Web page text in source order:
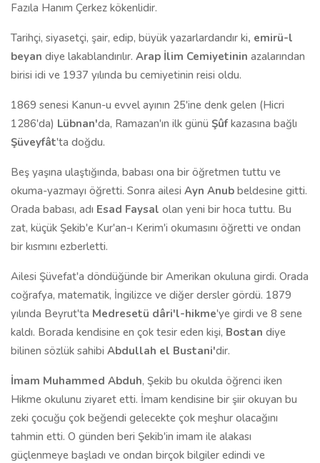
Fazıla Hanım Çerkez kökenlidir.
Tarihçi, siyasetçi, şair, edip, büyük yazarlardandır ki, emirü-l
beyan diye lakablandırılır. Arap İlim Cemiyetinin azalarından
birisi idi ve 1937 yılında bu cemiyetinin reisi oldu.
1869 senesi Kanun-u evvel ayının 25'ine denk gelen (Hicri
1286'da) Lübnan'da, Ramazan'ın ilk günü Şûfkazasına bağlı
Şüveyfât'ta doğdu.
Beş yaşına ulaştığında, babası ona bir öğretmen tuttu ve
okuma-yazmayı öğretti. Sonra ailesi Ayn Anub beldesine gitti.
Orada babası, adı Esad Faysal olan yeni bir hoca tuttu. Bu
zat, küçük Şekib'e Kur'an-ı Kerim'i okumasını öğretti ve ondan
bir kısmını ezberletti.
Ailesi Şüvefat'a döndüğünde bir Amerikan okuluna girdi. Orada
coğrafya, matematik, İngilizce ve diğer dersler gördü. 1879
yılında Beyrut'ta Medresetü dâri'l-hikme'ye girdi ve 8 sene
kaldı. Borada kendisine en çok tesir eden kişi, Bostan diye
bilinen sözlük sahibi Abdullah el Bustani'dir.
İmam Muhammed Abduh, Şekib bu okulda öğrenci iken
Hikme okulunu ziyaret etti. İmam kendisine bir şiir okuyan bu
zeki çocuğu çok beğendi gelecekte çok meşhur olacağını
tahmin etti. O günden beri Şekib'in imam ile alakası
güçlenmeye başladı ve ondan birçok bilgiler edindi ve